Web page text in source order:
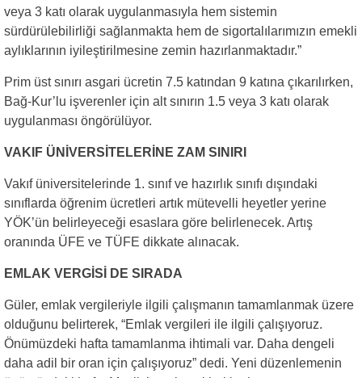
veya 3 katı olarak uygulanmasıyla hem sistemin
sürdürülebilirliği sağlanmakta hem de sigortalılarımızın emekli
aylıklarının iyileştirilmesine zemin hazırlanmaktadır.”
Prim üst sınırı asgari ücretin 7.5 katından 9 katına çıkarılırken,
Bağ-Kur’lu işverenler için alt sınırın 1.5 veya 3 katı olarak
uygulanması öngörülüyor.
VAKIF ÜNİVERSİTELERİNE ZAM SINIRI
Vakıf üniversitelerinde 1. sınıf ve hazırlık sınıfı dışındaki
sınıflarda öğrenim ücretleri artık mütevelli heyetler yerine
YÖK’ün belirleyeceği esaslara göre belirlenecek. Artış
oranında ÜFE ve TÜFE dikkate alınacak.
EMLAK VERGİSİ DE SIRADA
Güler, emlak vergileriyle ilgili çalışmanın tamamlanmak üzere
olduğunu belirterek, “Emlak vergileri ile ilgili çalışıyoruz.
Önümüzdeki hafta tamamlanma ihtimali var. Daha dengeli
daha adil bir oran için çalışıyoruz” dedi. Yeni düzenlemenin